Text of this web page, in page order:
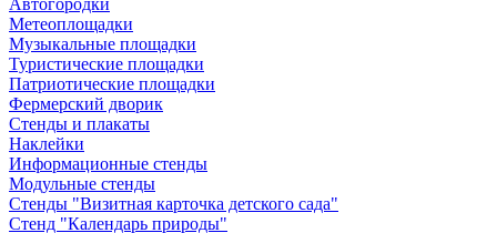
Автогородки
Метеоплощадки
Музыкальные площадки
Туристические площадки
Патриотические площадки
Фермерский дворик
Стенды и плакаты
Наклейки
Информационные стенды
Модульные стенды
Стенды "Визитная карточка детского сада"
Стенд "Календарь природы"